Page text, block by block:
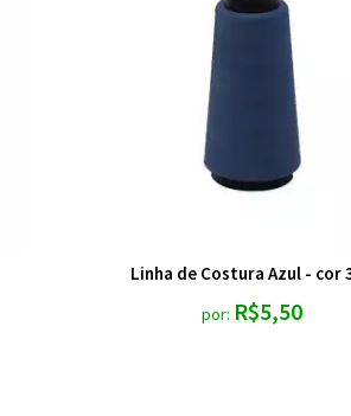
Linha de Costura Azul - cor
por: R$5,50